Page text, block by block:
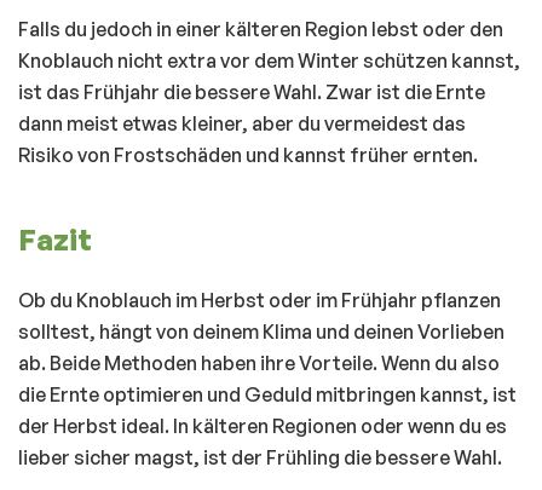
Falls du jedoch in einer kälteren Region lebst oder den
Knoblauch nicht extra vor dem Winter schützen kannst,
ist das Frühjahr die bessere Wahl. Zwar ist die Ernte
dann meist etwas kleiner, aber du vermeidest das
Risiko von Frostschäden und kannst früher ernten.
Fazit
Ob du Knoblauch im Herbst oder im Frühjahr pflanzen
solltest, hängt von deinem Klima und deinen Vorlieben
ab. Beide Methoden haben ihre Vorteile. Wenn du also
die Ernte optimieren und Geduld mitbringen kannst, ist
der Herbst ideal. In kälteren Regionen oder wenn du es
lieber sicher magst, ist der Frühling die bessere Wahl.